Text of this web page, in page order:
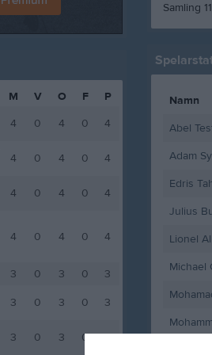
M V O F
P
4 0 4 0 4
4 0 4 0 4
4 0 4 0 4
4 0 4 0 4
3 0 3 0
3
3 0 3 0 3
3 0 3 0 3
Samling
Namn
Abel
Adam
Edris
Julius
Lionel
Michael